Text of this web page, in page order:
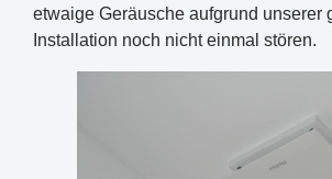
etwaige Geräusche aufgrund unserer
Installation noch nicht einmal stören.